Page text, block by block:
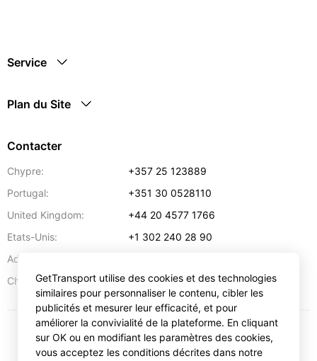
Service
Plan du Site
Contacter
Chypre:
+357 25 123889
Portugal:
+351 30 0528110
United Kingdom:
+44 20 4577 1766
Etats-Unis:
+1 302 240 28 90
Adresse:
Chypre:
57 Spyrou Kyprianou,Larnaca 6051
EUR
GetTransport utilise des cookies et des technologies
similaires pour personnaliser le contenu, cibler les
publicités et mesurer leur efficacité, et pour
améliorer la convivialité de la plateforme. En cliquant
sur OK ou en modifiant les paramètres des cookies,
vous acceptez les conditions décrites dans notre